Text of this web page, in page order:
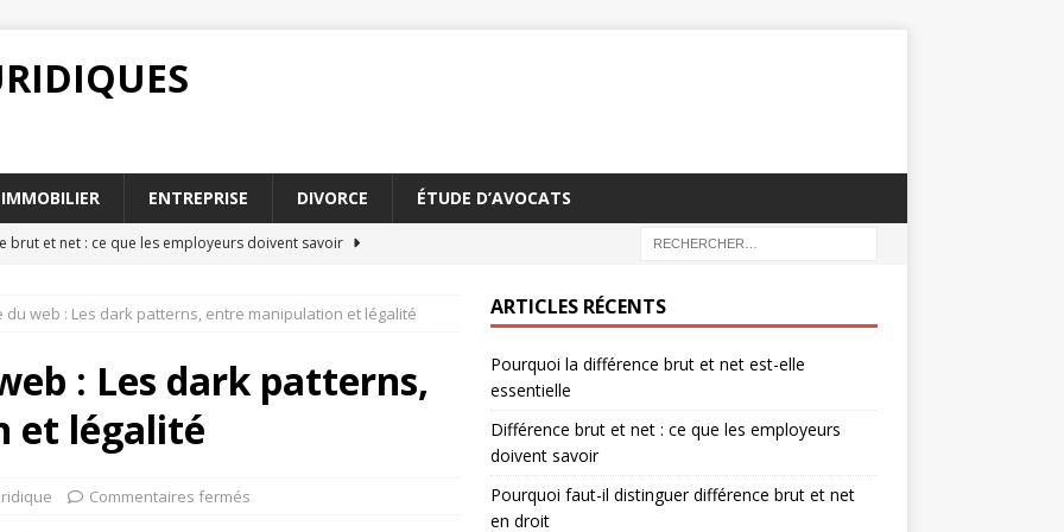
IMMOBILIER ENTREPRISE DIVORCE ÉTUDE D’AVOCATS
brut et net : ce que les employeurs doivent savoir
il distinguer différence brut et net en droit
DROIT
brut et net : analyse des impacts sur le revenu
des parties communes : quelles conséquences juridiques
différence brut et net est-elle essentielle
du web : Les dark patterns, entre manipulation et légalité
: Les dark patterns,
et légalité
Commentaires fermés
ARTICLES RÉCENTS
Pourquoi la différence brut et net est-elle
essentielle
Différence brut et net : ce que les employeurs
doivent savoir
Pourquoi faut-il distinguer différence brut et net
en droit